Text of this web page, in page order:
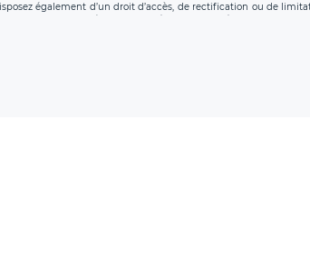
également d’un droit d’accès, de rectification ou de
que d’un droit à la portabilité de vos données. Vous pouvez
de LÉGAVOX qui exerce au siège social de LÉGAVOX
mail : responsabledetraitement@legavox.fr. Vous avez